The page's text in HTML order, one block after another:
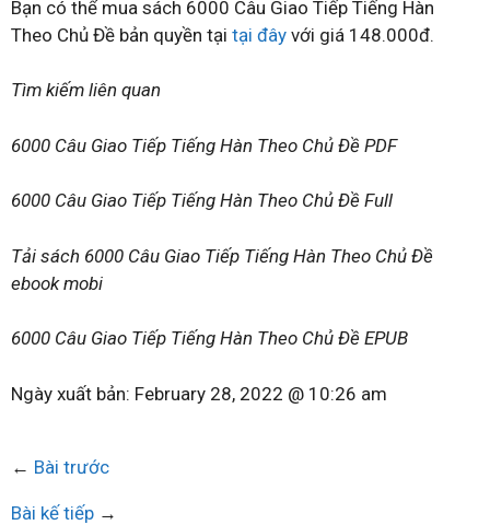
Bạn có thể mua sách 6000 Câu Giao Tiếp Tiếng Hàn
Theo Chủ Đề bản quyền tại tại đây với giá 148.000đ.
Tìm kiếm liên quan
6000 Câu Giao Tiếp Tiếng Hàn Theo Chủ Đề PDF
6000 Câu Giao Tiếp Tiếng Hàn Theo Chủ Đề Full
Tải sách 6000 Câu Giao Tiếp Tiếng Hàn Theo Chủ Đề
ebook mobi
6000 Câu Giao Tiếp Tiếng Hàn Theo Chủ Đề EPUB
Ngày xuất bản: February 28, 2022 @ 10:26 am
← Bài trước
Bài kế tiếp →